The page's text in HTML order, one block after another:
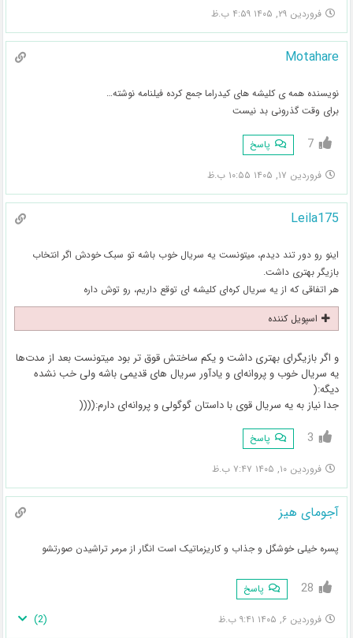
فروردین ۲۹, ۱۴۰۵ ۴:۵۹ ب.ظ
Motahare
نویسنده همه ی کلیشه های کیدراما جمع کرده فیلنامه نوشته…
برای وقت گذرونی بد نیست
7 پاسخ
فروردین ۱۷, ۱۴۰۵ ۱۰:۵۵ ب.ظ
Leila175
اینو رو دور تند دیدم، میتونست یه سریال خوب باشه تو سبک خودش اگر انتخاب
بازیگر بهتری داشت.
هر اتفاقی که از یه سریال کره‌ای کلیشه ای توقع داریم، رو توش داره
اسپویل کننده
و اگر بازیگرای بهتری داشت و یکم ساختش قوق تر بود میتونست بعد از مدت‌ها
یه سریال خوب و پروانه‌ای و یادآور سریال های قدیمی باشه ولی خب نشده
دیگه:(
جدا نیاز به یه سریال قوی با داستان گوگولی و پروانه‌ای دارم:((((
3 پاسخ
فروردین ۱۰, ۱۴۰۵ ۷:۴۷ ب.ظ
آجومای هیز
پسره خیلی خوشگل و جذاب و کاریزماتیک است انگار از مرمر تراشیدن صورتشو
28 پاسخ
فروردین ۶, ۱۴۰۵ ۹:۴۱ ب.ظ (
2
)